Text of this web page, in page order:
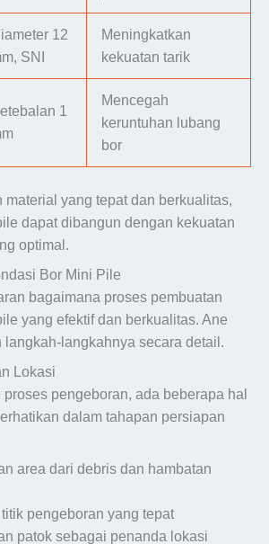
12
SNI
Meningkatkan
kekuatan tarik
1
Mencegah
keruntuhan lubang
bor
material yang tepat dan berkualitas,
dapat dibangun dengan kekuatan
optimal.
Bor Mini Pile
bagaimana proses pembuatan
yang efektif dan berkualitas. Ane
langkahnya secara detail.
Lokasi
pengeboran, ada beberapa hal
dalam tahapan persiapan
area dari debris dan hambatan
pengeboran yang tepat
patok sebagai penanda lokasi